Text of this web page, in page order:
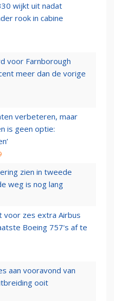
wijkt uit nadat
rook in cabine
voor Farnborough
meer dan de vorige
verbeteren, maar
is geen optie:
zien in tweede
weg is nog lang
voor zes extra Airbus
Boeing 757's af te
aan vooravond van
ooit